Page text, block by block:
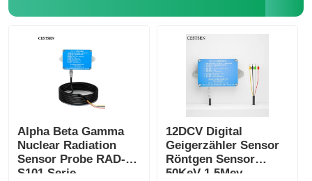
Fabrik Tour
Qualitätskontrolle
Nachrichten
Alpha Beta Gamma
Nuclear Radiation
Sensor Probe RAD-
S101 Serie
12DCV Digital
Geigerzähler Sensor
Röntgen Sensor
50KeV-1.5Mev